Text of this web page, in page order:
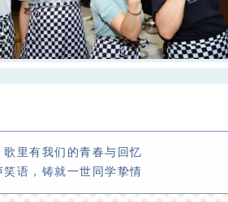
歌里有我们的青春与回忆
笑语，铸就一世同学挚情